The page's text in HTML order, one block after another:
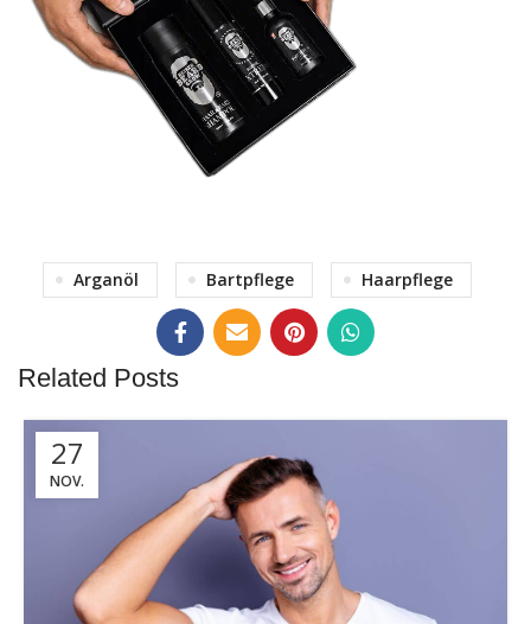
BEARD GROW KIT FÜR
MEHR BARTWUCHS!
ZUM KIT
Arganöl Bartpflege Haarpflege
Related Posts
27
NOV.